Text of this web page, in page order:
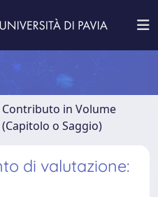
Contributo in Volume
o Saggio)
di valutazione: